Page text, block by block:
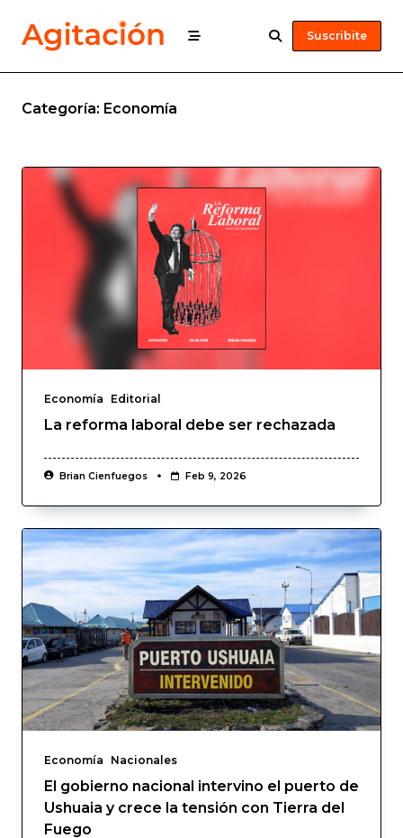
Suscribite
Categoría: Economía
Economía Editorial
La reforma laboral debe ser rechazada
Brian Cienfuegos Feb 9, 2026
Economía Nacionales
El gobierno nacional intervino el puerto de
Ushuaia y crece la tensión con Tierra del
Fuego